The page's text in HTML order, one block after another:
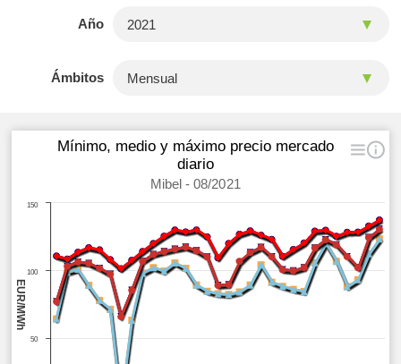
Año
Ámbitos
EUR/MWh
Mínimo, medio y máximo precio mercado
diario
Mibel - 08/2021
50
100
150